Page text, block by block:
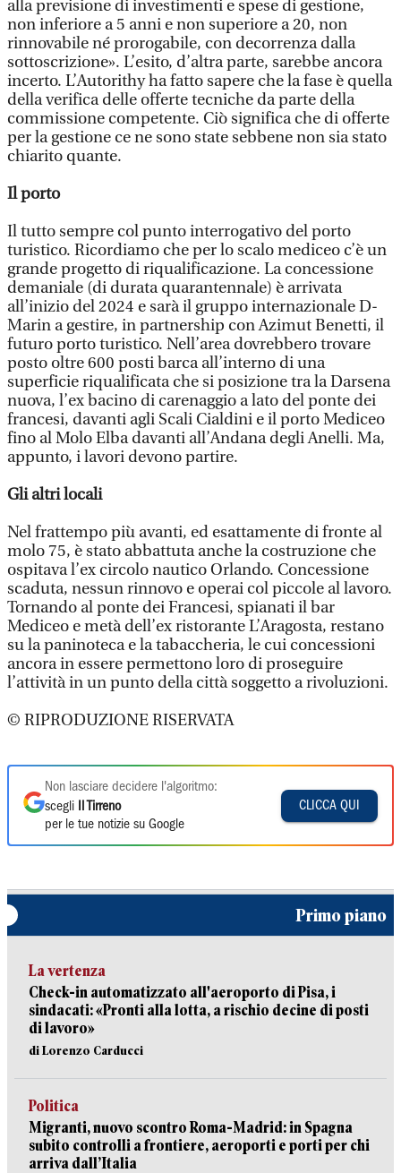
alla previsione di investimenti e spese di gestione,
non inferiore a 5 anni e non superiore a 20, non
rinnovabile né prorogabile, con decorrenza dalla
sottoscrizione». L’esito, d’altra parte, sarebbe ancora
incerto. L’Autorithy ha fatto sapere che la fase è quella
della verifica delle offerte tecniche da parte della
commissione competente. Ciò significa che di offerte
per la gestione ce ne sono state sebbene non sia stato
chiarito quante.
Il porto
Il tutto sempre col punto interrogativo del porto
turistico. Ricordiamo che per lo scalo mediceo c’è un
grande progetto di riqualificazione. La concessione
demaniale (di durata quarantennale) è arrivata
all’inizio del 2024 e sarà il gruppo internazionale D-
Marin a gestire, in partnership con Azimut Benetti, il
futuro porto turistico. Nell’area dovrebbero trovare
posto oltre 600 posti barca all’interno di una
superficie riqualificata che si posizione tra la Darsena
nuova, l’ex bacino di carenaggio a lato del ponte dei
francesi, davanti agli Scali Cialdini e il porto Mediceo
fino al Molo Elba davanti all’Andana degli Anelli. Ma,
appunto, i lavori devono partire.
Gli altri locali
Nel frattempo più avanti, ed esattamente di fronte al
molo 75, è stato abbattuta anche la costruzione che
ospitava l’ex circolo nautico Orlando. Concessione
scaduta, nessun rinnovo e operai col piccole al lavoro.
Tornando al ponte dei Francesi, spianati il bar
Mediceo e metà dell’ex ristorante L’Aragosta, restano
su la paninoteca e la tabaccheria, le cui concessioni
ancora in essere permettono loro di proseguire
l’attività in un punto della città soggetto a rivoluzioni.
© RIPRODUZIONE RISERVATA
Non lasciare decidere l'algoritmo:
scegli
Il Tirreno
per le tue notizie su Google
CLICCA QUI
Primo piano
La vertenza
Check-in automatizzato all'aeroporto di Pisa, i
sindacati: «Pronti alla lotta, a rischio decine di posti
di lavoro»
di Lorenzo Carducci
Politica
Migranti, nuovo scontro Roma-Madrid: in Spagna
subito controlli a frontiere, aeroporti e porti per chi
arriva dall’Italia